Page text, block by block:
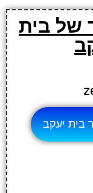
של בית
יעקב